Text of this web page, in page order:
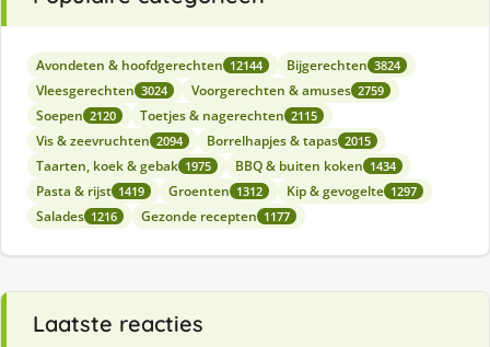
Avondeten & hoofdgerechten 12144 Bijgerechten 3824
Vleesgerechten 3024 Voorgerechten & amuses 2759
Soepen 2120 Toetjes & nagerechten 2115
Vis & zeevruchten 2094 Borrelhapjes & tapas 2015
Taarten, koek & gebak 1975 BBQ & buiten koken 1434
Pasta & rijst 1419 Groenten 1312 Kip & gevogelte 1297
Salades 1216 Gezonde recepten 1177
Laatste reacties